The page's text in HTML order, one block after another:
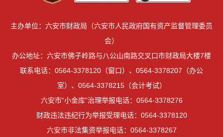
主办单位：六安市财政局（六安市人民政府国有资产监督管理委员
会）
办公地址：六安市佛子岭路与八公山南路交叉口市财政局大楼7楼
联系电话：0564-3378120（窗口）、0564-3378207（办公
室）、0564-3378215（会计考试）
六安市“小金库”治理举报电话：0564-3378276
财政违法违纪行为举报受理电话：0564-3378120
六安市非法集资举报电话：0564-3378267